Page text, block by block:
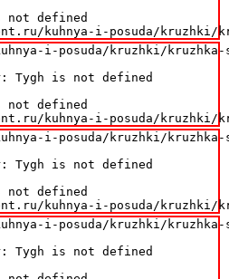
not defined
kuhnya-i-posuda/
i-posuda/kruzhki/
Tygh is not defined
not defined
kuhnya-i-posuda/
i-posuda/kruzhki/
Tygh is not defined
not defined
kuhnya-i-posuda/
i-posuda/kruzhki/
Tygh is not defined